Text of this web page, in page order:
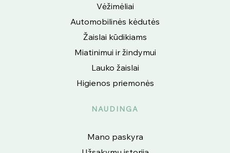
Vėžimėliai
Automobilinės kėdutės
Žaislai kūdikiams
Miatinimui ir žindymui
Lauko žaislai
Higienos priemonės
NAUDINGA
Mano paskyra